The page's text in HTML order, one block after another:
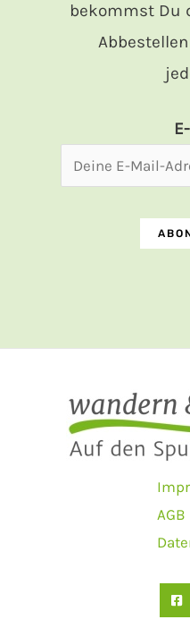
bekommst Du
AGB